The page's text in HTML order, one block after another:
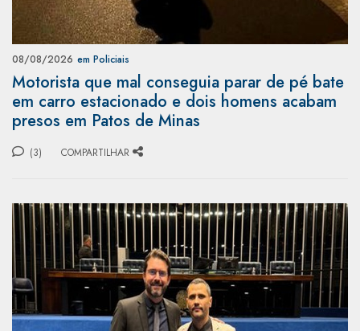
08/08/2026 em Policiais
Motorista que mal conseguia parar de pé bate
em carro estacionado e dois homens acabam
presos em Patos de Minas
(3) COMPARTILHAR